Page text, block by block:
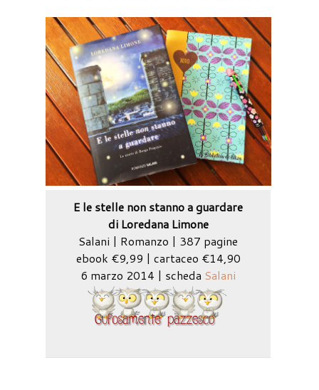
E le stelle non stanno a guardare
di Loredana Limone
Salani | Romanzo | 387 pagine
ebook €9,99 | cartaceo €14,90
6 marzo 2014 | scheda Salani